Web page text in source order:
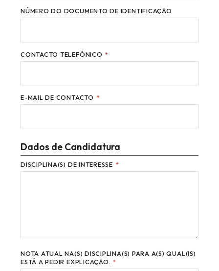
NÚMERO DO DOCUMENTO DE IDENTIFICAÇÃO
CONTACTO TELEFÓNICO *
E-MAIL DE CONTACTO *
Dados de Candidatura
DISCIPLINA(S) DE INTERESSE *
NOTA ATUAL NA(S) DISCIPLINA(S) PARA A(S) QUAL(IS)
ESTÁ A PEDIR EXPLICAÇÃO. *